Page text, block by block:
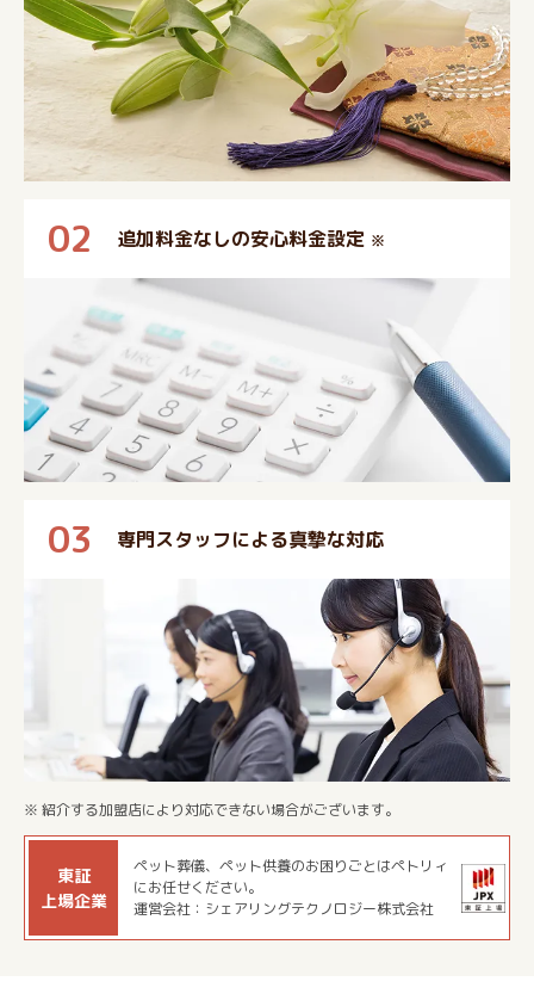
02 追加料金なしの安心料金設定 ※
03 専門スタッフによる真摯な対応
※ 紹介する加盟店により対応できない場合がございます。
東証
上場企業
ペット葬儀、ペット供養のお困りごとはペトリィ
にお任せください。
運営会社：シェアリングテクノロジー株式会社